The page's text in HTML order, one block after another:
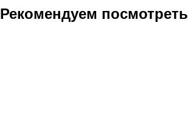
Рекомендуем посмотреть